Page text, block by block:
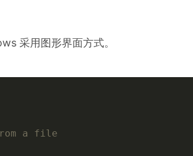
采用图形界面方式。
a file